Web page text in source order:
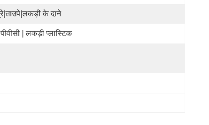
के दाने
| लकड़ी प्लास्टिक